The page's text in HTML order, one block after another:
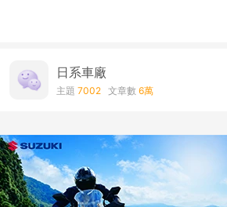
日系車廠
主題 7002 文章數 6萬